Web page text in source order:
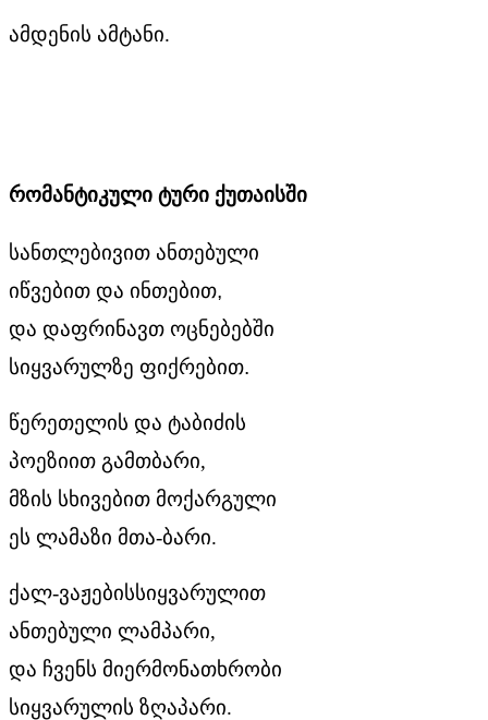
ამდენის ამტანი.
რომანტიკული ტური ქუთაისში
სანთლებივით ანთებული
იწვებით და ინთებით,
და დაფრინავთ ოცნებებში
სიყვარულზე ფიქრებით.
წერეთელის და ტაბიძის
პოეზიით გამთბარი,
მზის სხივებით მოქარგული
ეს ლამაზი მთა-ბარი.
ქალ-ვაჟებისსიყვარულით
ანთებული ლამპარი,
და ჩვენს მიერმონათხრობი
სიყვარულის ზღაპარი.